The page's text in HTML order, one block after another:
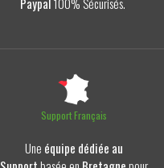
Support Français
Une équipe dédiée au